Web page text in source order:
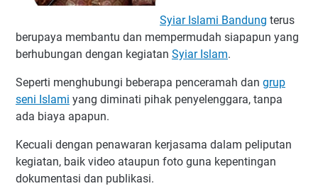
Syiar Islami Bandung terus
berupaya membantu dan mempermudah siapapun yang
berhubungan dengan kegiatan Syiar Islam.
Seperti menghubungi beberapa penceramah dan grup
seni Islami yang diminati pihak penyelenggara, tanpa
ada biaya apapun.
Kecuali dengan penawaran kerjasama dalam peliputan
kegiatan, baik video ataupun foto guna kepentingan
dokumentasi dan publikasi.